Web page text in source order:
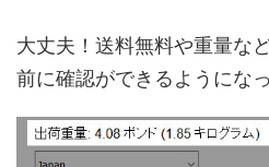
大丈夫！送料無料や重量な
前に確認ができるようにな